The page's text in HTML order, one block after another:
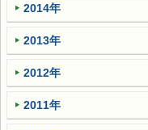
2014年
2013年
2012年
2011年